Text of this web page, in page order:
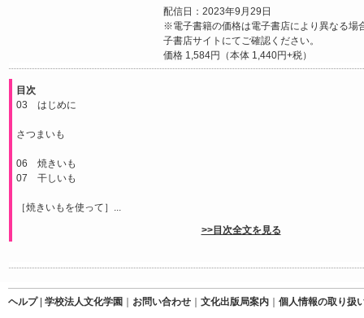
配信日：2023年9月29日
※電子書籍の価格は電子書店により異なる場
子書店サイトにてご確認ください。
価格 1,584円（本体 1,440円+税）
目次
03 はじめに
さつまいも
06 焼きいも
07 干しいも
［焼きいもを使って］...
>>目次全文を見る
ヘルプ| 学校法人文化学園 お問い合わせ 文化出版局案内
個人情報の取り扱